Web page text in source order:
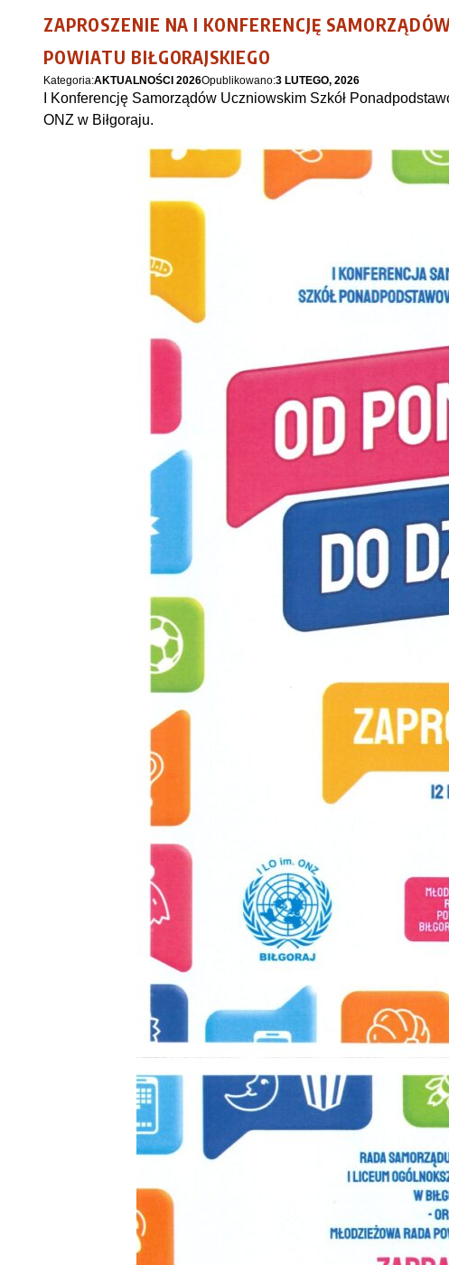
ZAPROSZENIE NA I KONFERENCJĘ
POWIATU BIŁGORAJSKIEGO
Kategoria:AKTUALNOŚCI 2026Opublikowano:3 LUTEGO, 2026
I Konferencję Samorządów Uczniowskim Szkół
ONZ w Biłgoraju.